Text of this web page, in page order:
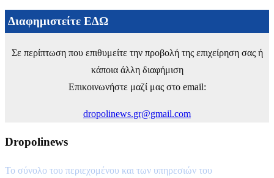
Διαφημιστείτε ΕΔΩ
Σε περίπτωση που επιθυμείτε την προβολή της επιχείρηση σας ή
κάποια άλλη διαφήμιση
Επικοινωνήστε μαζί μας στο email:
dropolinews.gr@gmail.com
Dropolinews
Το σύνολο του περιεχομένου και των υπηρεσιών του